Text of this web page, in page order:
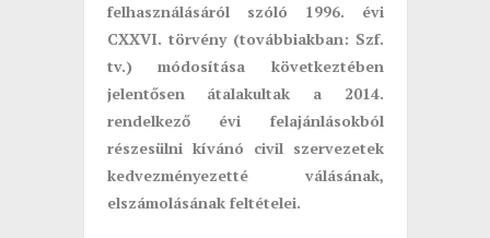
felhasználásáról szóló 1996. évi
CXXVI. törvény (továbbiakban: Szf.
tv.) módosítása következtében
jelentősen átalakultak a 2014.
rendelkező évi felajánlásokból
részesülni kívánó civil szervezetek
kedvezményezetté válásának,
elszámolásának feltételei.